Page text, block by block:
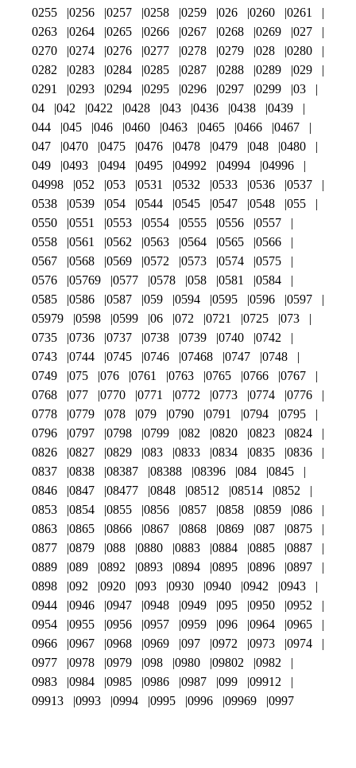
0255
0256 0257 0258 0259 026 0260
0261
0263
0264 0265 0266 0267 0268 0269
027
0270
0274 0276 0277 0278 0279 028
0280
0282
0283 0284 0285 0287 0288 0289
029
0291
0293 0294 0295 0296 0297 0299
03
04
042 0422 0428 043 0436 0438
0439
044
045 046 0460 0463 0465 0466
0467
047
0470 0475 0476 0478 0479 048
0480
049
0493 0494 0495 04992 04994
04996
04998
052 053 0531 0532 0533 0536
0537
0538
0539 054 0544 0545 0547 0548
055
0550
0551 0553 0554 0555 0556
0557
0558
0561 0562 0563 0564 0565
0566
0567
0568 0569 0572 0573 0574
0575
0576
05769 0577 0578 058 0581
0584
0585
0586 0587 059 0594 0595 0596
0597
05979
0598 0599 06 072 0721 0725
073
0735
0736 0737 0738 0739 0740
0742
0743
0744 0745 0746 07468 0747
0748
0749
075 076 0761 0763 0765 0766
0767
0768
077 0770 0771 0772 0773 0774
0776
0778
0779 078 079 0790 0791 0794
0795
0796
0797 0798 0799 082 0820 0823
0824
0826
0827 0829 083 0833 0834 0835
0836
0837
0838 08387 08388 08396 084
0845
0846
0847 08477 0848 08512 08514
0852
0853
0854 0855 0856 0857 0858 0859
086
0863
0865 0866 0867 0868 0869 087
0875
0877
0879 088 0880 0883 0884 0885
0887
0889
089 0892 0893 0894 0895 0896
0897
0898
092 0920 093 0930 0940 0942
0943
0944
0946 0947 0948 0949 095 0950
0952
0954
0955 0956 0957 0959 096 0964
0965
0966
0967 0968 0969 097 0972 0973
0974
0977
0978 0979 098 0980 09802
0982
0983
0984 0985 0986 0987 099
09912
09913
0993 0994 0995 0996 09969 0997